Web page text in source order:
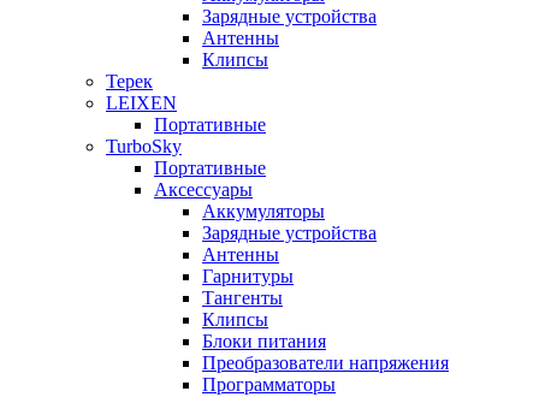
Зарядные устройства
Антенны
Клипсы
Терек
LEIXEN
Портативные
TurboSky
Портативные
Аксессуары
Аккумуляторы
Зарядные устройства
Антенны
Гарнитуры
Тангенты
Клипсы
Блоки питания
Преобразователи напряжения
Программаторы